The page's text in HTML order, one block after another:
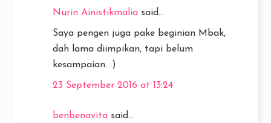
Nurin Ainistikmalia said...
Saya pengen juga pake beginian Mbak,
dah lama diimpikan, tapi belum
kesampaian. :)
23 September 2016 at 13:24
benbenavita said...